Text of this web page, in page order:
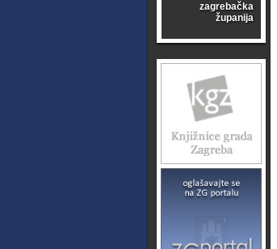
zagrebačka
županija